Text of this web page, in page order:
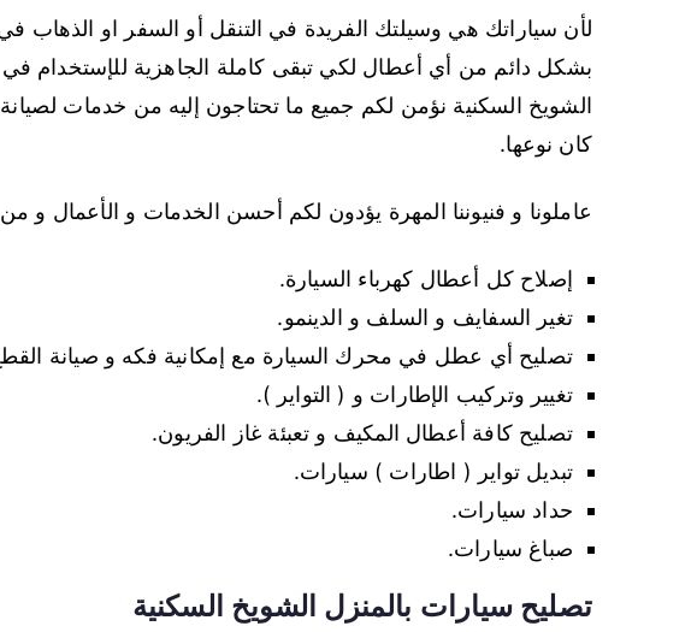
لأن سياراتك هي وسيلتك الفريدة في التنقل أو السفر او الذهاب
بشكل دائم من أي أعطال لكي تبقى كاملة الجاهزية للإستخدام
الشويخ السكنية نؤمن لكم جميع ما تحتاجون إليه من خدمات
كان نوعها.
عاملونا و فنيوننا المهرة يؤدون لكم أحسن الخدمات و الأعمال و
إصلاح كل أعطال كهرباء السيارة.
تغير السفايف و السلف و الدينمو.
تصليح أي عطل في محرك السيارة مع إمكانية فكه و صيانة
تغيير وتركيب الإطارات و ( التواير ).
تصليح كافة أعطال المكيف و تعبئة غاز الفريون.
تبديل تواير ( اطارات ) سيارات.
حداد سيارات.
صباغ سيارات.
تصليح سيارات بالمنزل الشويخ السكنية